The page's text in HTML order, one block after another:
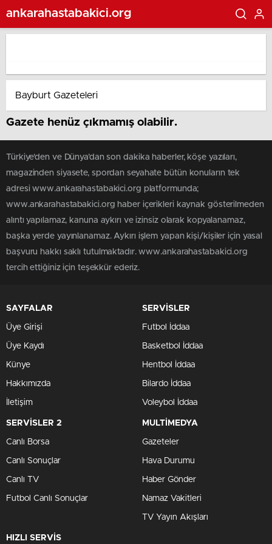
ankarahastabakici.org
Gazete henüz çıkmamış olabilir.
Türkiye'den ve Dünya’dan son dakika haberler, köşe yazıları,
magazinden siyasete, spordan seyahate bütün konuların tek
adresi www.ankarahastabakici.org platformunda;
www.ankarahastabakici.org haber içerikleri kaynak gösterilmeden
alıntı yapılamaz, kanuna aykırı ve izinsiz olarak kopyalanamaz,
başka yerde yayınlanamaz. Aykırı işlem yapan kişi/kişiler için yasal
başvuru hakkı saklı tutulmaktadır. www.ankarahastabakici.org
tercih ettiğiniz için teşekkür ederiz.
SAYFALAR
Üye Girişi
Üye Kaydı
Künye
Hakkımızda
İletişim
SERVİSLER
Futbol İddaa
Basketbol İddaa
Hentbol İddaa
Bilardo İddaa
Voleybol İddaa
SERVİSLER 2
Canlı Borsa
Canlı Sonuçlar
Canlı TV
Futbol Canlı Sonuçlar
MULTİMEDYA
Gazeteler
Hava Durumu
Haber Gönder
Namaz Vakitleri
TV Yayın Akışları
HIZLI SERVİS